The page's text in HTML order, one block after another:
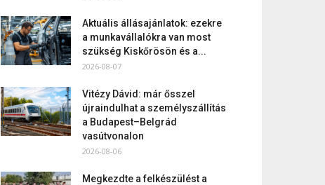
Aktuális állásajánlatok: ezekre
a munkavállalókra van most
szükség Kiskőrösön és a...
2026-08-07
Vitézy Dávid: már ősszel
újraindulhat a személyszállítás
a Budapest–Belgrád
vasútvonalon
2026-08-06
Megkezdte a felkészülést a